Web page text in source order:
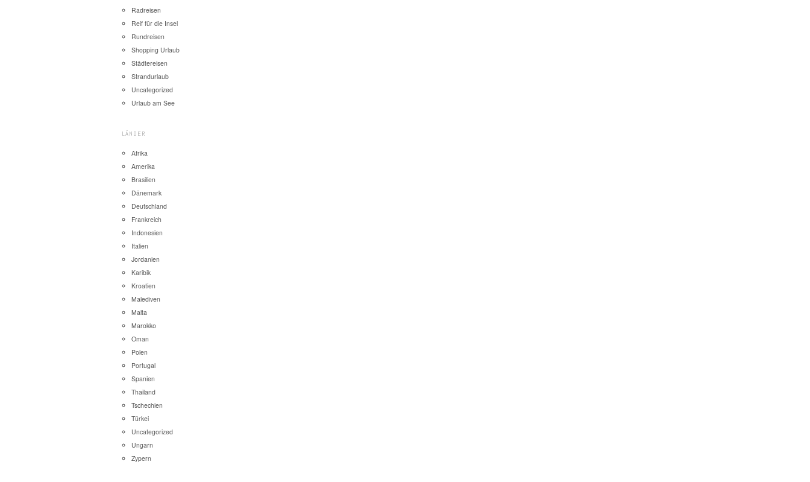
Radreisen
Reif für die Insel
Rundreisen
Shopping Urlaub
Städtereisen
Strandurlaub
Uncategorized
Urlaub am See
LÄNDER
Afrika
Amerika
Brasilien
Dänemark
Deutschland
Frankreich
Indonesien
Italien
Jordanien
Karibik
Kroatien
Malediven
Malta
Marokko
Oman
Polen
Portugal
Spanien
Thailand
Tschechien
Türkei
Uncategorized
Ungarn
Zypern